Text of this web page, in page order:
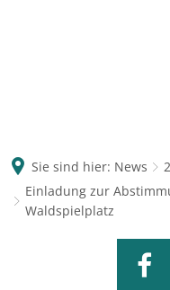
Sie sind hier: News
Einladung zur
Waldspielplatz